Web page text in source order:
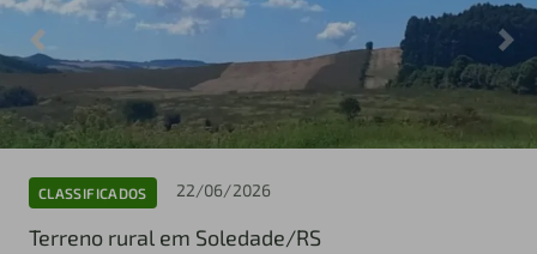
CLASSIFICADOS 22/06/2026
Terreno rural em Soledade/RS